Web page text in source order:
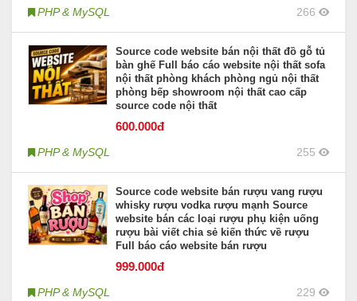
PHP & MySQL 266
Source code website bán nội thất đồ gỗ tủ
bàn ghế Full báo cáo website nội thất sofa
nội thất phòng khách phòng ngủ nội thất
phòng bếp showroom nội thất cao cấp
source code nội thất
600.000đ
PHP & MySQL 255
Source code website bán rượu vang rượu
whisky rượu vodka rượu mạnh Source
website bán các loại rượu phụ kiện uống
rượu bài viết chia sẻ kiến thức về rượu
Full báo cáo website bán rượu
999.000đ
PHP & MySQL 229